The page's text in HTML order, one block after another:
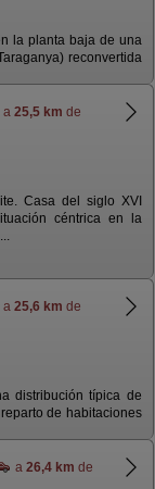
la planta baja de una
reconvertida
a 25,5 km de
Casa del siglo XVI
céntrica en la
a 25,6 km de
distribución típica de
de habitaciones
a 26,4 km de